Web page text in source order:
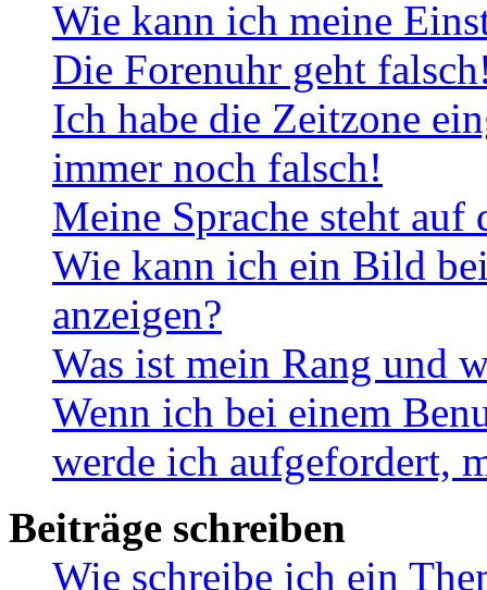
Wie kann ich meine
Die Forenuhr geht
Ich habe die Zeitzone
immer noch falsch!
Meine Sprache steht
Wie kann ich ein Bild
anzeigen?
Was ist mein Rang und
Wenn ich bei einem
werde ich aufgefordert,
Beiträge schreiben
Wie schreibe ich ein